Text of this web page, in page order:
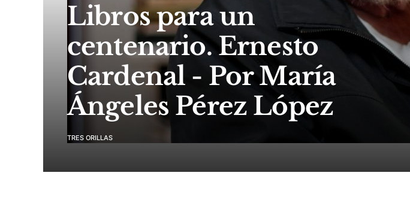
Libros para un
centenario. Ernesto
Cardenal - Por María
Ángeles Pérez López
TRES ORILLAS